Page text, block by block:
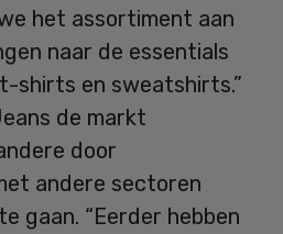
het assortiment aan
naar de essentials
shirts en sweatshirts.”
de markt
door
andere sectoren
gaan. “Eerder hebben